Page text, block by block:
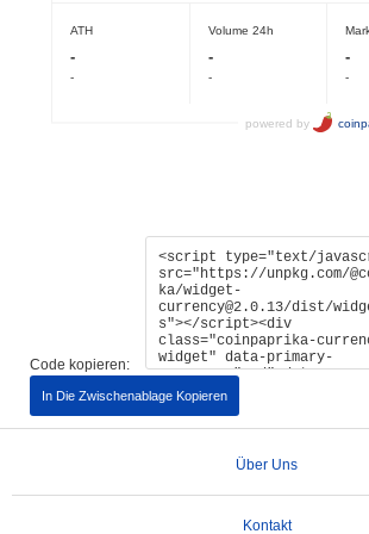
Code kopieren:
In Die Zwischenablage Kopieren
Über Uns
Kontakt